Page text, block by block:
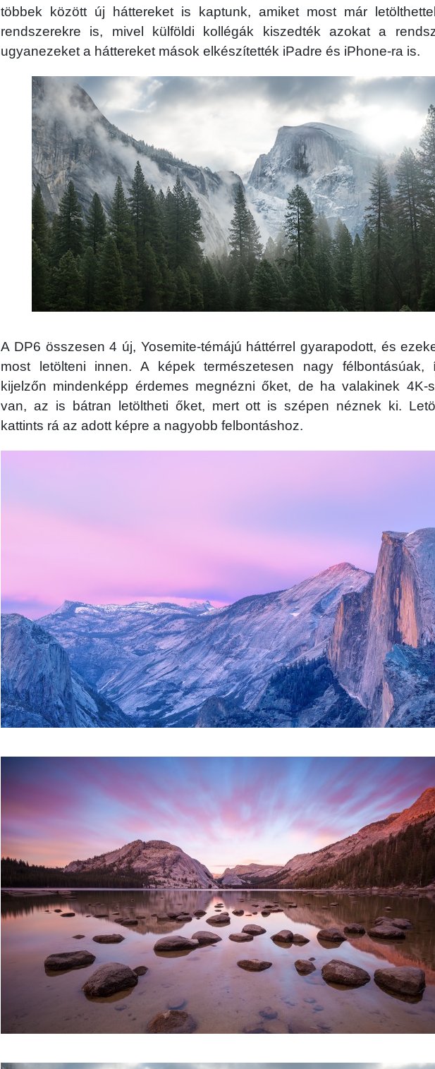
többek között új háttereket is kaptunk, amiket most már
rendszerekre is, mivel külföldi kollégák kiszedték azokat a
ugyanezeket a háttereket mások elkészítették iPadre és iPhone-ra is.
A DP6 összesen 4 új, Yosemite-témájú háttérrel gyarapodott, és
most letölteni innen. A képek természetesen nagy félbontásúak,
kijelzőn mindenképp érdemes megnézni őket, de ha valakinek 4K-
van, az is bátran letöltheti őket, mert ott is szépen néznek ki.
kattints rá az adott képre a nagyobb felbontáshoz.